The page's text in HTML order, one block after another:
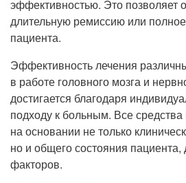
эффективностью. Это позволяет
длительную ремиссию или
пациента.
Эффективность лечения
в работе головного мозга и
достигается благодаря
подходу к больным. Все
на основании не только
но и общего состояния
факторов.